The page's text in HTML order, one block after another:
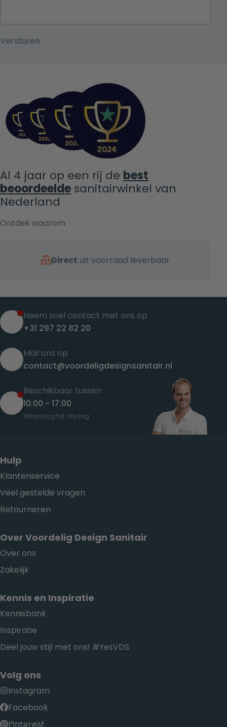
Al 4 jaar op een rij de best
beoordeelde sanitairwinkel van
Nederland
Ontdek waarom
Direct uit voorraad leverbaar
Neem snel contact met ons op
+31 297 22 82 20
Mail ons op
contact@voordeligdesignsanitair.nl
Beschikbaar tussen
10:00 - 17:00
Maandag tot Vrijdag
Hulp
Klantenservice
Veel gestelde vragen
Retourneren
Over Voordelig Design Sanitair
Over ons
Zakelijk
Kennis en Inspiratie
Kennisbank
Inspiratie
Deel jouw stijl met ons! #YesVDS
Volg ons
Instagram
Facebook
Pinterest